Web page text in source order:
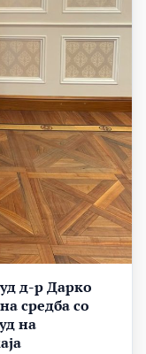
д-р Дарко
средба со
на